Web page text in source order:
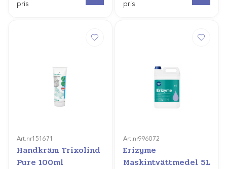
pris
pris
Art.nr151671
Handkräm Trixolind
Pure 100ml
Art.nr996072
Erizyme
Maskintvättmedel 5L